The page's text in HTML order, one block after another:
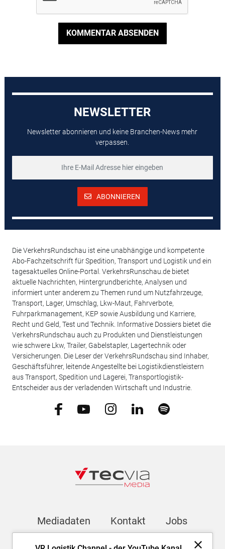
KOMMENTAR ABSENDEN
NEWSLETTER
Newsletter abonnieren und keine Branchen-News mehr
verpassen.
ABONNIEREN
Die VerkehrsRundschau ist eine unabhängige und kompetente
Abo-Fachzeitschrift für Spedition, Transport und Logistik und ein
tagesaktuelles Online-Portal. VerkehrsRunschau.de bietet
aktuelle Nachrichten, Hintergrundberichte, Analysen und
informiert unter anderem zu Themen rund um Nutzfahrzeuge,
Transport, Lager, Umschlag, Lkw-Maut, Fahrverbote,
Fuhrparkmanagement, KEP sowie Ausbildung und Karriere,
Recht und Geld, Test und Technik. Informative Dossiers bietet die
VerkehrsRundschau auch zu Produkten und Dienstleistungen
wie schwere Lkw, Trailer, Gabelstapler, Lagertechnik oder
Versicherungen. Die Leser der VerkehrsRundschau sind Inhaber,
Geschäftsführer, leitende Angestellte bei Logistikdienstleistern
aus Transport, Spedition und Lagerei, Transportlogistik-
Entscheider aus der verladenden Wirtschaft und Industrie.
Mediadaten Kontakt Jobs